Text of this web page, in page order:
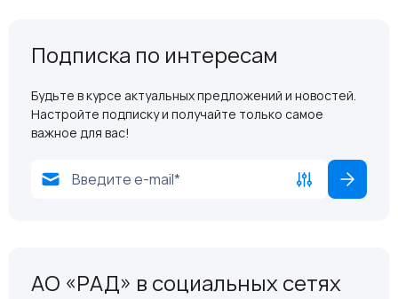
Подписка по интересам
Будьте в курсе актуальных предложений и новостей.
Настройте подписку и получайте только самое
важное для вас!
АО «РАД» в социальных сетях